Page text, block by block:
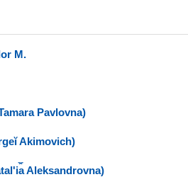
M.
Pavlovna)
Akimovich)
Aleksandrovna)